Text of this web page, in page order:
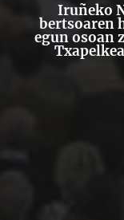
Iruñeko
bertsoaren
egun osoan